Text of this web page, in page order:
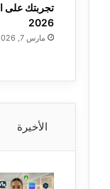
تجربتك على
2026
مارس 7, 2026
الأخيرة